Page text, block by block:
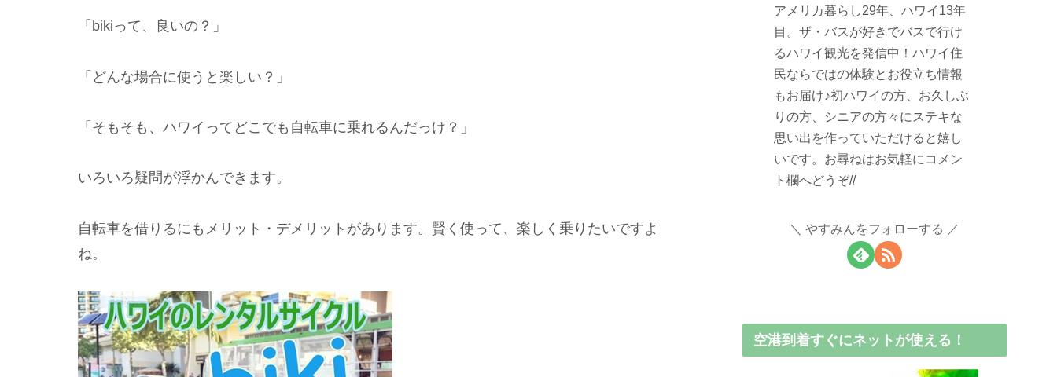
「bikiって、良いの？」
「どんな場合に使うと楽しい？」
「そもそも、ハワイってどこでも自転車に乗れるんだっけ？」
いろいろ疑問が浮かんできます。
自転車を借りるにもメリット・デメリットがあります。賢く使って、楽しく乗りたいですよ
ね。
アメリカ暮らし29年、ハワイ13年
目。ザ・バスが好きでバスで行け
るハワイ観光を発信中！ハワイ住
民ならではの体験とお役立ち情報
もお届け♪初ハワイの方、お久しぶ
りの方、シニアの方々にステキな
思い出を作っていただけると嬉し
いです。お尋ねはお気軽にコメン
ト欄へどうぞ//
やすみんをフォローする
空港到着すぐにネットが使える！